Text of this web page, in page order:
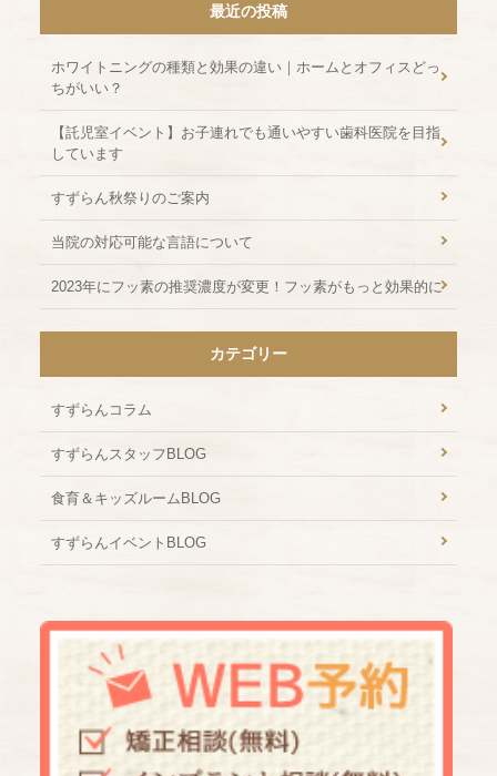
最近の投稿
ホワイトニングの種類と効果の違い｜ホームとオフィスどっ
ちがいい？
【託児室イベント】お子連れでも通いやすい歯科医院を目指
しています
すずらん秋祭りのご案内
当院の対応可能な言語について
2023年にフッ素の推奨濃度が変更！フッ素がもっと効果的に
カテゴリー
すずらんコラム
すずらんスタッフBLOG
食育＆キッズルームBLOG
すずらんイベントBLOG